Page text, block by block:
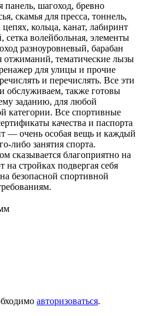
панель, шагоход, бревно
скамья для пресса, тоннель,
кольца, канат, лабиринт
волейбольная, элементы
разноуровневый, барабан
отжиманий, тематические лызы
для улицы и прочие
и перечислять. Все эти
обслуживаем, также готовы
заданию, для любой
категории. Все спортивные
качества и паспорта
— очень особая вещь и каждый
либо занятия спорта.
сказывается благоприятно на
на стройках подвергая себя
безопасной спортивной
авторизоваться.